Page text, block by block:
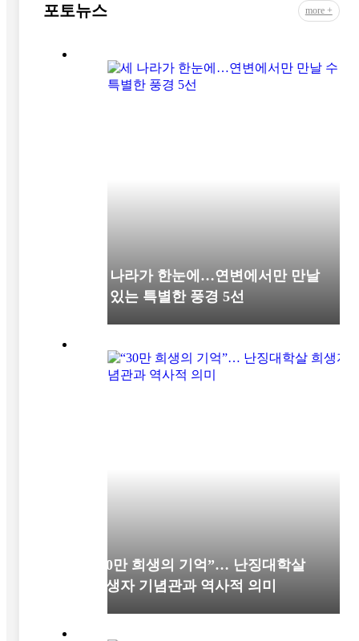
포토뉴스 more +
세 나라가 한눈에…연변에서만 만날
수 있는 특별한 풍경 5선
“30만 희생의 기억”… 난징대학살
희생자 기념관과 역사적 의미